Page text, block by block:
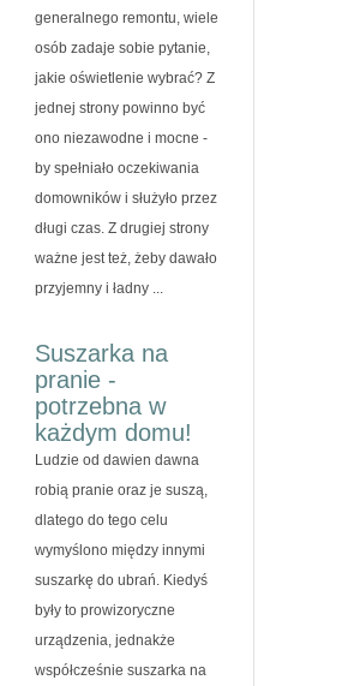
generalnego remontu, wiele
osób zadaje sobie pytanie,
jakie oświetlenie wybrać? Z
jednej strony powinno być
ono niezawodne i mocne -
by spełniało oczekiwania
domowników i służyło przez
długi czas. Z drugiej strony
ważne jest też, żeby dawało
przyjemny i ładny ...
Suszarka na
pranie -
potrzebna w
każdym domu!
Ludzie od dawien dawna
robią pranie oraz je suszą,
dlatego do tego celu
wymyślono między innymi
suszarkę do ubrań. Kiedyś
były to prowizoryczne
urządzenia, jednakże
współcześnie suszarka na